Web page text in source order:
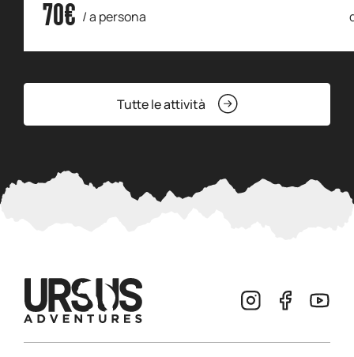
70€ / a persona
Tutte le attività